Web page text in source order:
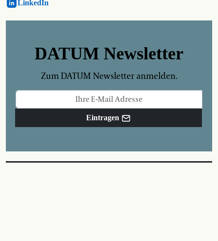
LinkedIn
DATUM Newsletter
Zum DATUM Newsletter anmelden.
Eintragen